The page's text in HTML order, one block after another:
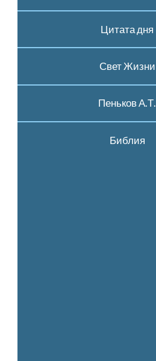
Цитата дня
Свет Жизни
Пеньков А.Т.
Библия